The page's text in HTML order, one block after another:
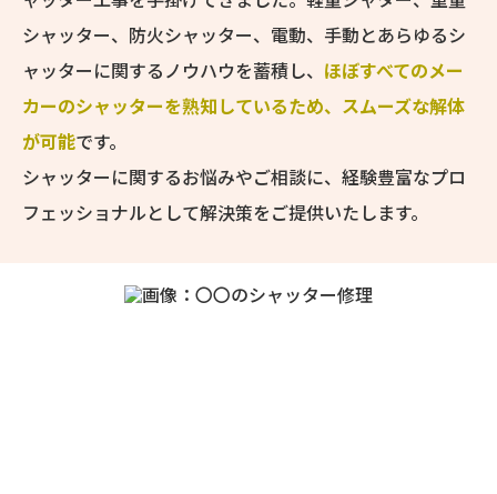
シャッター、防火シャッター、電動、手動とあらゆるシ
ャッターに関するノウハウを蓄積し、 ほぼすべてのメー
カーのシャッターを熟知しているため、スムーズな解体
が可能です。
シャッターに関するお悩みやご相談に、経験豊富なプロ
フェッショナルとして解決策をご提供いたします。